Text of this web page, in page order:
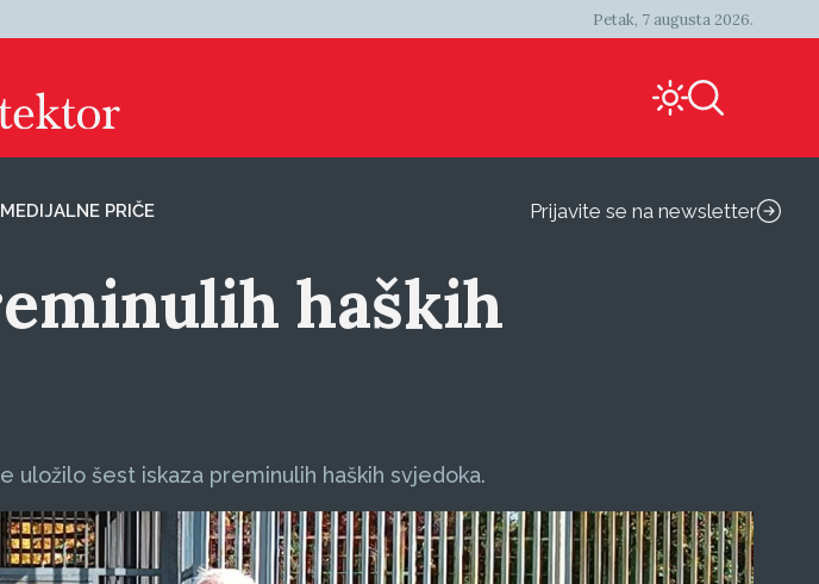
Petak, 7 augusta 2026.
PRIČE Prijavite se na newsletter
haških
uložilo šest iskaza preminulih haških svjedoka.